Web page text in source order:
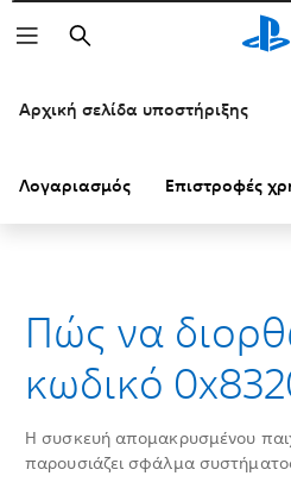
Αναζήτηση
Αρχική σελίδα υποστήριξης
Λογαριασμός Επιστροφές
Πώς να
κωδικό
Η συσκευή απομακρυσμένου
παρουσιάζει σφάλμα